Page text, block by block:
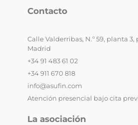
Contacto
Calle Valderribas, N.º 59, planta 3,
Madrid
+34 91 483 61 02
+34 911 670 818
info@asufin.com
Atención presencial bajo cita
La asociación